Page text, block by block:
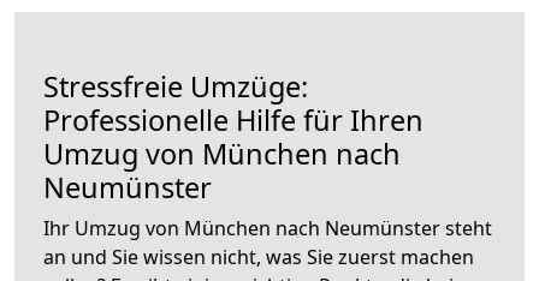
Stressfreie Umzüge:
Professionelle Hilfe für Ihren
Umzug von München nach
Neumünster
Ihr Umzug von München nach Neumünster steht
an und Sie wissen nicht, was Sie zuerst machen